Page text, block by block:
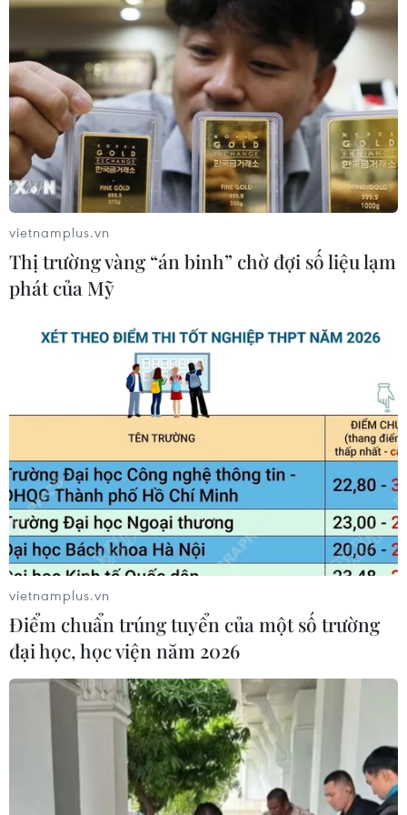
Chính, Thủ tướng Malaysia Dato’ Sri Ismail Sabri bin
Yaakob sẽ thăm chính thức Việt Nam từ ngày 20 đến
22/3.
Thủ tướng Malaysia đã đến Hà Nội, bắt
đầu thăm chính thức Việt Nam
Chuyến thăm chính thức Việt Nam của Thủ tướng
Malaysia Sabri bin Yaakob diễn ra trong bối cảnh quan
hệ hữu nghị truyền thống và Đối tác chiến lược Việt
Nam-Malaysia đang phát triển tốt đẹp.
vietnamplus.vn
Thị trường vàng “án binh” chờ đợi số liệu lạm
phát của Mỹ
vietnamplus.vn
Điểm chuẩn trúng tuyển của một số trường
đại học, học viện năm 2026